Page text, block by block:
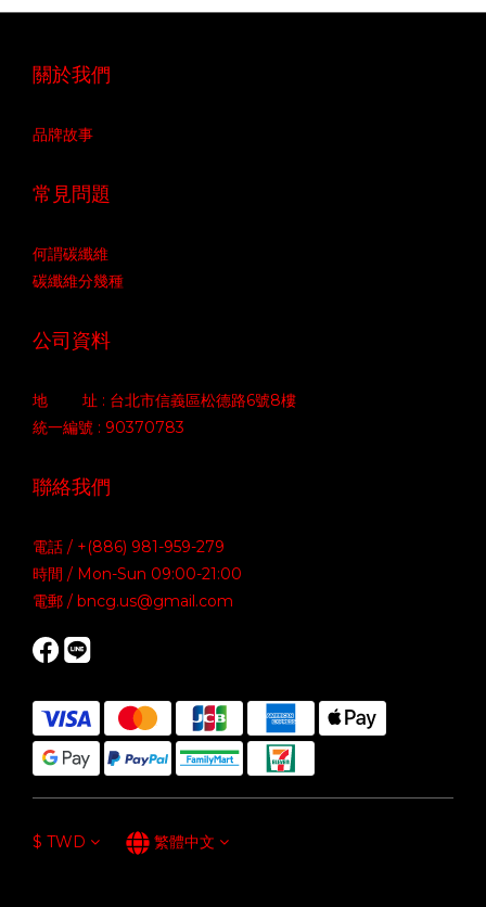
關於我們
品牌故事
常見問題
何謂碳纖維
碳纖維分幾種
公司資料
地 址 : 台北市信義區松德路6號8樓
統一編號 : 90370783
聯絡我們
電話 / +(886) 981-959-279
時間 / Mon-Sun 09:00-21:00
電郵 / bncg.us@gmail.com
$ TWD 繁體中文